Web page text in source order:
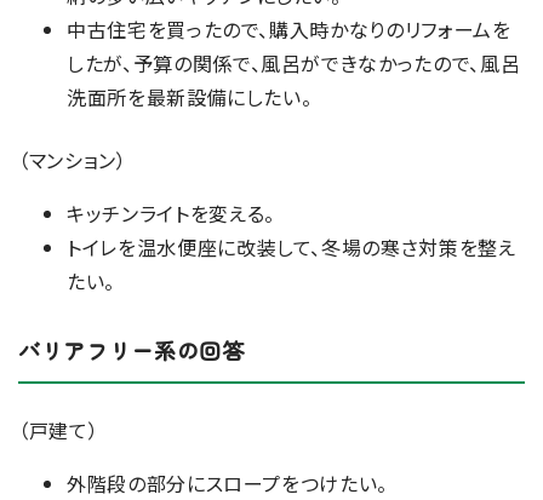
中古住宅を買ったので、購入時かなりのリフォームを
したが、予算の関係で、風呂ができなかったので、風呂
洗面所を最新設備にしたい。
（マンション）
キッチンライトを変える。
トイレを温水便座に改装して、冬場の寒さ対策を整え
たい。
バリアフリー系の回答
（戸建て）
外階段の部分にスロープをつけたい。